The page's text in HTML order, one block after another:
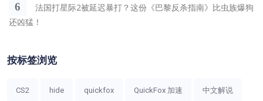
6
法国打星际2被延迟暴打？这份《巴黎反杀指南》比虫族爆狗
还凶猛！
按标签浏览
CS2 hide quickfox QuickFox 加速 中文解说